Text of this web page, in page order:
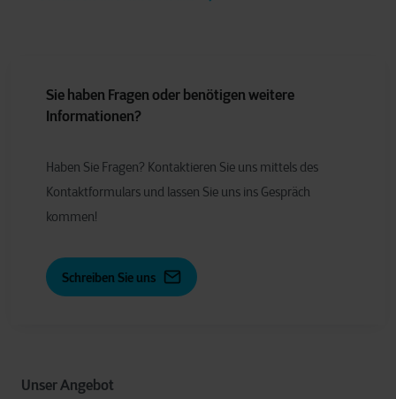
Unser Angebot
Sie haben Fragen oder benötigen weitere
Informationen?
Haben Sie Fragen? Kontaktieren Sie uns mittels des
Kontaktformulars und lassen Sie uns ins Gespräch
kommen!
Schreiben Sie uns